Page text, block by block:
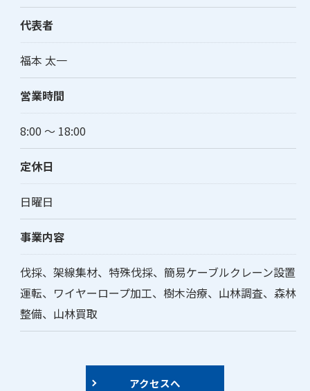
代表者
福本 太一
営業時間
8:00 ～ 18:00
定休日
日曜日
事業内容
伐採、架線集材、特殊伐採、簡易ケーブルクレーン設置
運転、ワイヤーロープ加工、樹木治療、山林調査、森林
整備、山林買取
アクセスへ